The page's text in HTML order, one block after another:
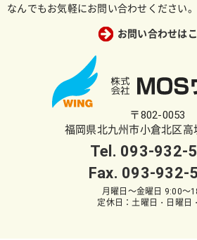
なんでもお気軽にお問い合わせください。
お問い合わせは
〒802-0053
福岡県北九州市小倉北区高
Tel. 093-932-
Fax. 093-932-
月曜日～金曜日 9:00～
定休日：土曜日・日曜日